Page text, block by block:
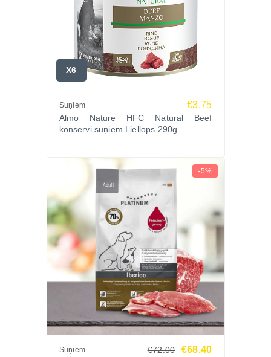
X6
Suņiem €3.75
Almo Nature HFC Natural Beef
konservi suņiem Liellops 290g
-5%
Suņiem €72.00 €68.40